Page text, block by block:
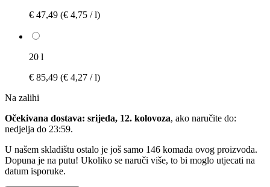
€ 47,49 (€ 4,75 / l)
20 l
€ 85,49 (€ 4,27 / l)
Na zalihi
Očekivana dostava: srijeda, 12. kolovoza, ako naručite do:
nedjelja do 23:59.
U našem skladištu ostalo je još samo 146 komada ovog proizvoda.
Dopuna je na putu! Ukoliko se naruči više, to bi moglo utjecati na
datum isporuke.